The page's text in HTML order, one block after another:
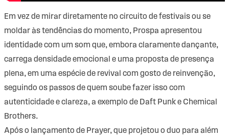
Em vez de mirar diretamente no circuito de festivais ou se
moldar às tendências do momento, Prospa apresentou
identidade com um som que, embora claramente dançante,
carrega densidade emocional e uma proposta de presença
plena, em uma espécie de revival com gosto de reinvenção,
seguindo os passos de quem soube fazer isso com
autenticidade e clareza, a exemplo de Daft Punk e Chemical
Brothers.
Após o lançamento de Prayer, que projetou o duo para além